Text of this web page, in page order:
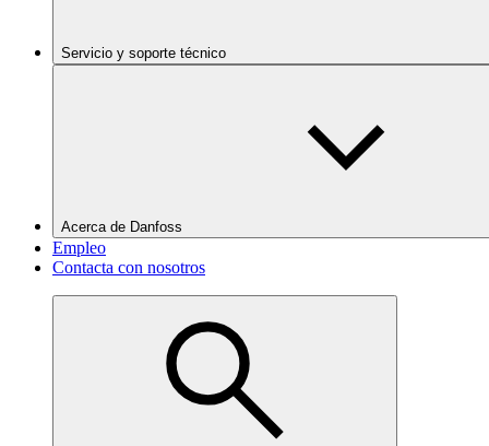
Servicio y soporte técnico
Acerca de Danfoss
Empleo
Contacta con nosotros